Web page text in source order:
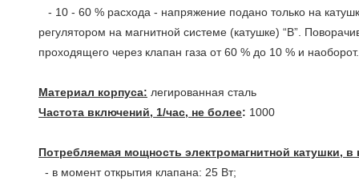
- 10 - 60 % расхода - напряжение подано только на
регулятором на магнитной системе (катушке) “В”.
проходящего через клапан газа от 60 % до 10 % и наоборот.
Материал корпуса: легированная сталь
Частота включений, 1/час, не более: 1000
Потребляемая мощность электромагнитной катушки, в
- в момент открытия клапана: 25 Вт;